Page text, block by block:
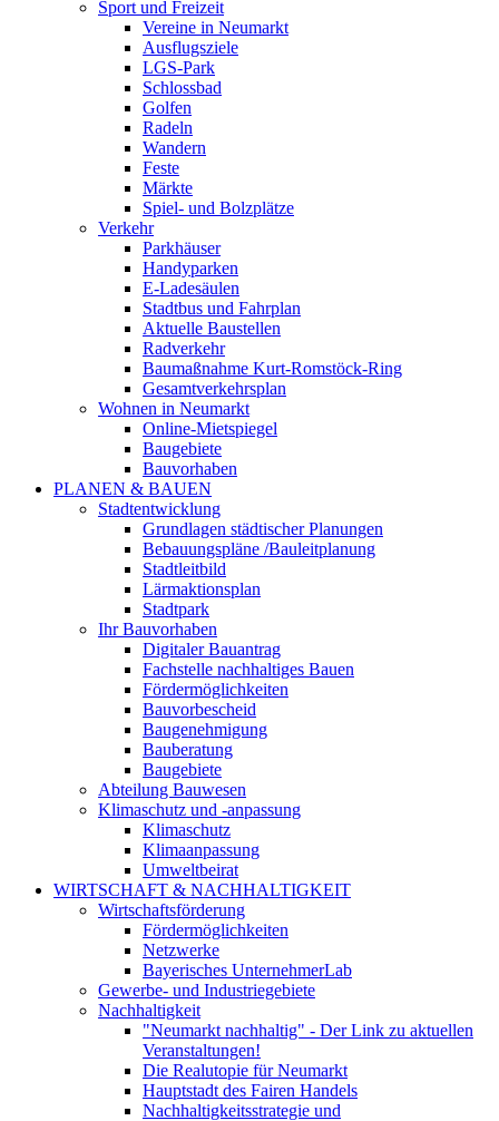
Sport und Freizeit
Vereine in Neumarkt
Ausflugsziele
LGS-Park
Schlossbad
Golfen
Radeln
Wandern
Feste
Märkte
Spiel- und Bolzplätze
Verkehr
Parkhäuser
Handyparken
E-Ladesäulen
Stadtbus und Fahrplan
Aktuelle Baustellen
Radverkehr
Baumaßnahme Kurt-Romstöck-Ring
Gesamtverkehrsplan
Wohnen in Neumarkt
Online-Mietspiegel
Baugebiete
Bauvorhaben
PLANEN & BAUEN
Stadtentwicklung
Grundlagen städtischer Planungen
Bebauungspläne /Bauleitplanung
Stadtleitbild
Lärmaktionsplan
Stadtpark
Ihr Bauvorhaben
Digitaler Bauantrag
Fachstelle nachhaltiges Bauen
Fördermöglichkeiten
Bauvorbescheid
Baugenehmigung
Bauberatung
Baugebiete
Abteilung Bauwesen
Klimaschutz und -anpassung
Klimaschutz
Klimaanpassung
Umweltbeirat
WIRTSCHAFT & NACHHALTIGKEIT
Wirtschaftsförderung
Fördermöglichkeiten
Netzwerke
Bayerisches UnternehmerLab
Gewerbe- und Industriegebiete
Nachhaltigkeit
"Neumarkt nachhaltig" - Der Link zu aktuellen
Veranstaltungen!
Die Realutopie für Neumarkt
Hauptstadt des Fairen Handels
Nachhaltigkeitsstrategie und